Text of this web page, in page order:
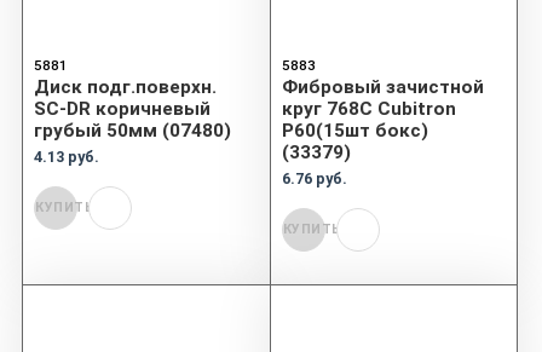
5881
Диск подг.поверхн.
SC-DR коричневый
грубый 50мм (07480)
4.13 руб.
КУПИТЬ
5883
Фибровый зачистной
круг 768C Cubitron
P60(15шт бокс)
(33379)
6.76 руб.
КУПИТЬ